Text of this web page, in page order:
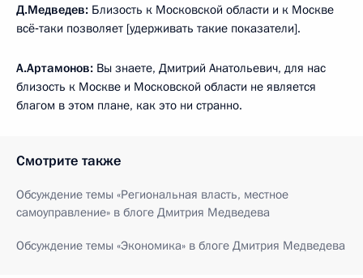
Д.Медведев: Близость к Московской области и к Москве
всё‑таки позволяет [удерживать такие показатели].
А.Артамонов: Вы знаете, Дмитрий Анатольевич, для нас
близость к Москве и Московской области не является
благом в этом плане, как это ни странно.
Смотрите также
Обсуждение темы «Региональная власть, местное
самоуправление» в блоге Дмитрия Медведева
Обсуждение темы «Экономика» в блоге Дмитрия Медведева